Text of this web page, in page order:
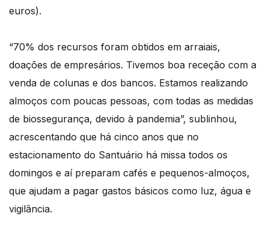
euros).
“70% dos recursos foram obtidos em arraiais,
doações de empresários. Tivemos boa receção com a
venda de colunas e dos bancos. Estamos realizando
almoços com poucas pessoas, com todas as medidas
de biossegurança, devido à pandemia”, sublinhou,
acrescentando que há cinco anos que no
estacionamento do Santuário há missa todos os
domingos e aí preparam cafés e pequenos-almoços,
que ajudam a pagar gastos básicos como luz, água e
vigilância.